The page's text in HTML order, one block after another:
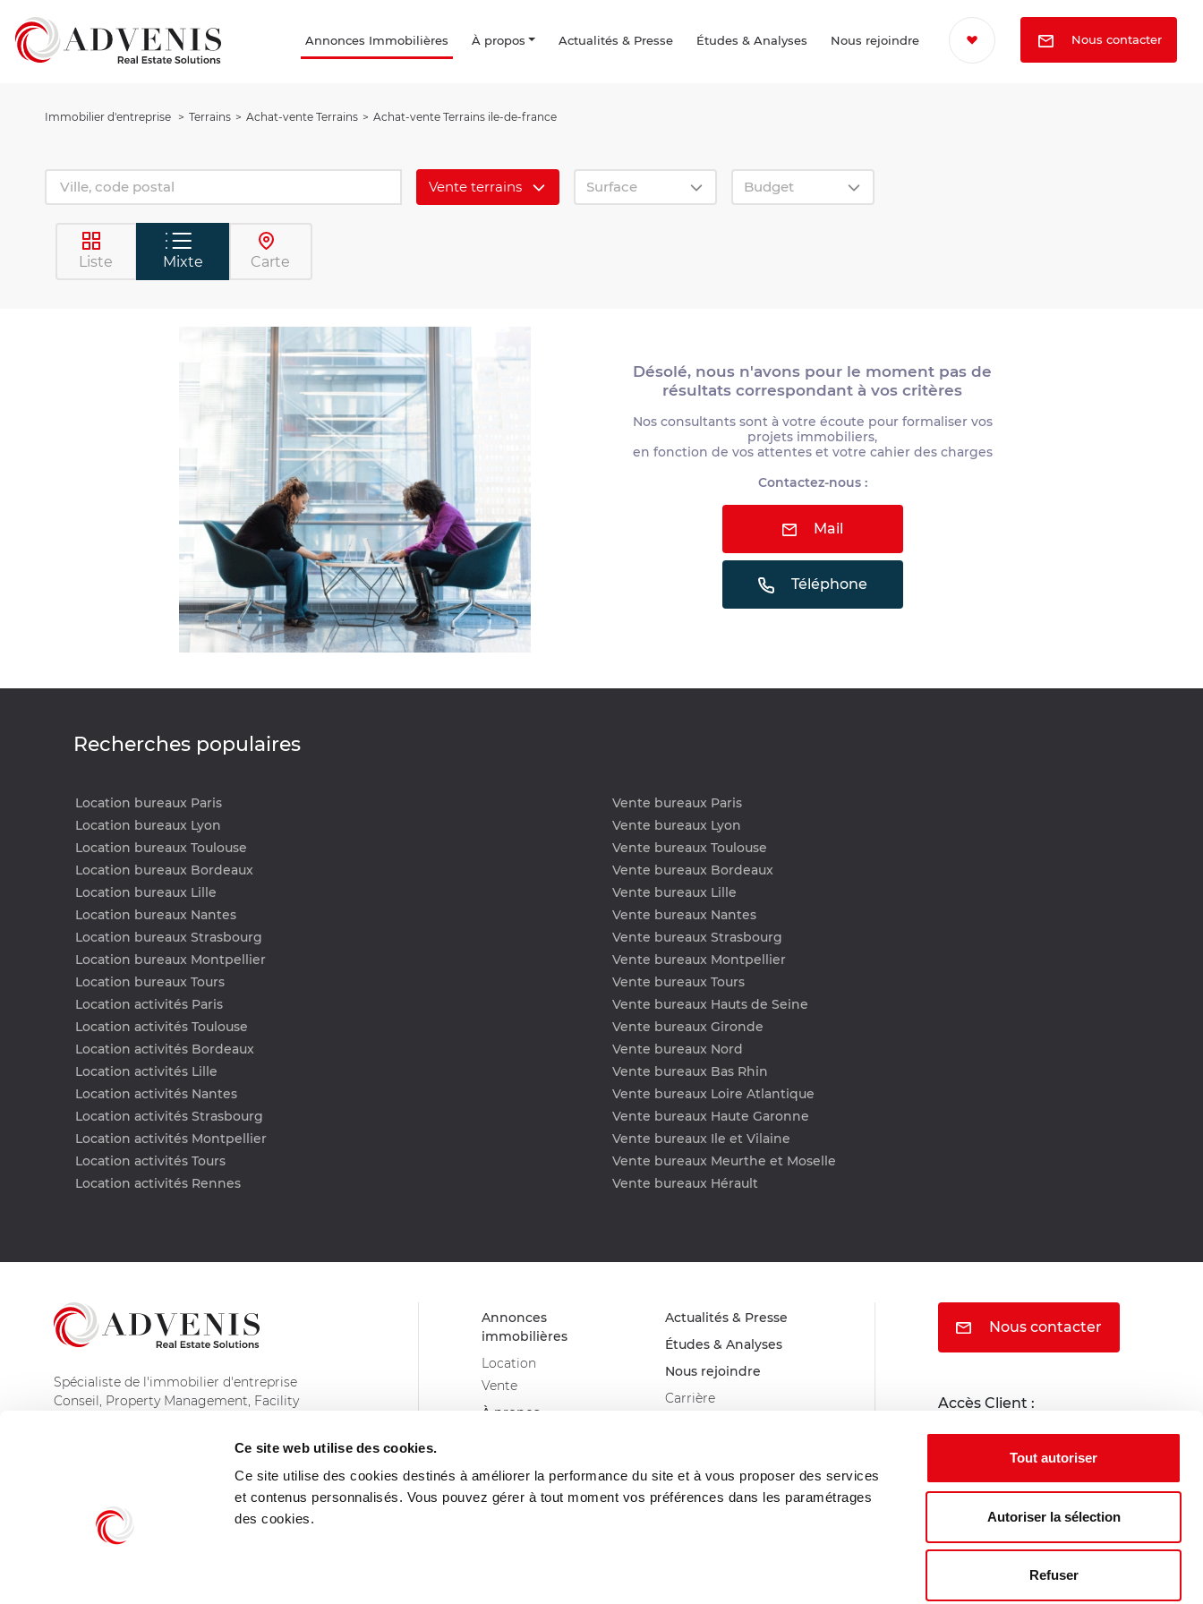
Ce site web utilise des cookies.
Ce site utilise des cookies destinés à améliorer la performance du site et à vous proposer des services
et contenus personnalisés. Vous pouvez gérer à tout moment vos préférences dans les paramétrages
des cookies.
Tout autoriser
Autoriser la sélection
Refuser
Annonces Immobilières À propos Actualités & Presse Études & Analyses Nous rejoindre Nous contacter
Immobilier d'entreprise Terrains Achat-vente Terrains Achat-vente Terrains ile-de-france
Vente terrains Surface Budget
Liste Mixte Carte
Désolé, nous n'avons pour le moment pas de
résultats correspondant à vos critères
Nos consultants sont à votre écoute pour formaliser vos
projets immobiliers,
en fonction de vos attentes et votre cahier des charges
Contactez-nous :
Mail
Téléphone
Recherches populaires
Location bureaux Paris
Location bureaux Lyon
Location bureaux Toulouse
Location bureaux Bordeaux
Location bureaux Lille
Location bureaux Nantes
Location bureaux Strasbourg
Location bureaux Montpellier
Location bureaux Tours
Vente bureaux Paris
Vente bureaux Lyon
Vente bureaux Toulouse
Vente bureaux Bordeaux
Vente bureaux Lille
Vente bureaux Nantes
Vente bureaux Strasbourg
Vente bureaux Montpellier
Vente bureaux Tours
Location activités Paris
Location activités Toulouse
Location activités Bordeaux
Location activités Lille
Location activités Nantes
Location activités Strasbourg
Location activités Montpellier
Location activités Tours
Location activités Rennes
Vente bureaux Hauts de Seine
Vente bureaux Gironde
Vente bureaux Nord
Vente bureaux Bas Rhin
Vente bureaux Loire Atlantique
Vente bureaux Haute Garonne
Vente bureaux Ile et Vilaine
Vente bureaux Meurthe et Moselle
Vente bureaux Hérault
Spécialiste de l'immobilier d'entreprise
Conseil, Property Management, Facility
Annonces
immobilières
Location
Vente
À propos
Nos métiers
Nos agences
Actualités & Presse
Études & Analyses
Nous rejoindre
Carrière
Nous contacter
Accès Client :
Portail locataire